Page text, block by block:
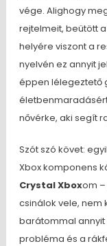
vége. Alighogy
rejtelmeit, beütött
helyére viszont a
nyelvén ez annyit
éppen lélegeztető
nővérke, aki segít
Szót szó követ:
Xbox komponens
Crystal Xboxom –
csinálok vele, nem
barátommal annyit
probléma és a